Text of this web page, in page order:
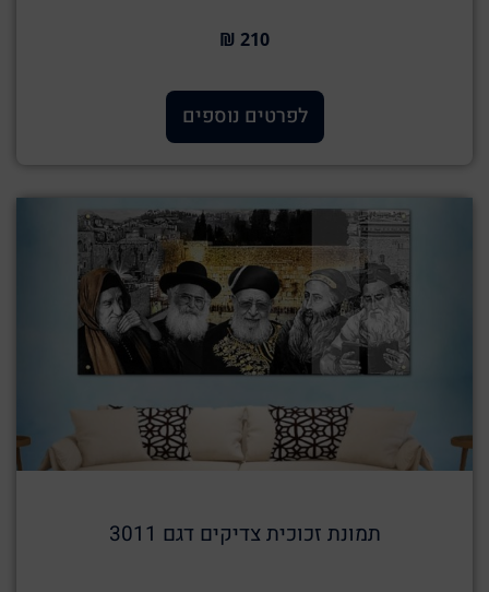
210 ₪
לפרטים נוספים
תמונת זכוכית צדיקים דגם 3011